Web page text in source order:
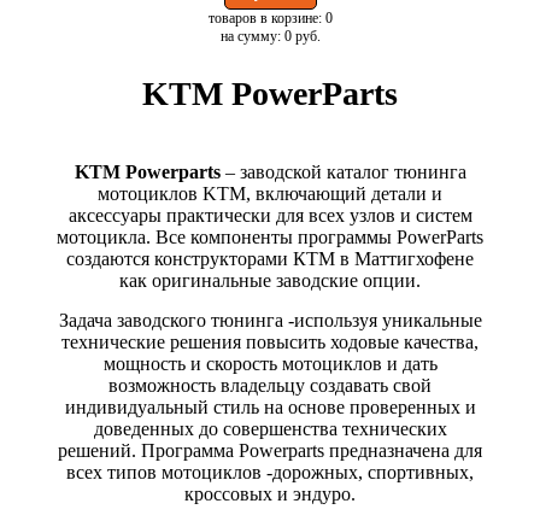
товаров в корзине: 0
на сумму: 0 руб.
KTM PowerParts
KTM Powerparts– заводской каталог тюнинга
мотоциклов KTM, включающий детали и
аксессуары практически для всех узлов и систем
мотоцикла. Все компоненты программы PowerParts
создаются конструкторами КТМ в Маттигхофене
как оригинальные заводские опции.
Задача заводского тюнинга -используя уникальные
технические решения повысить ходовые качества,
мощность и скорость мотоциклов и дать
возможность владельцу создавать свой
индивидуальный стиль на основе проверенных и
доведенных до совершенства технических
решений. Программа Powerparts предназначена для
всех типов мотоциклов -дорожных, спортивных,
кроссовых и эндуро.